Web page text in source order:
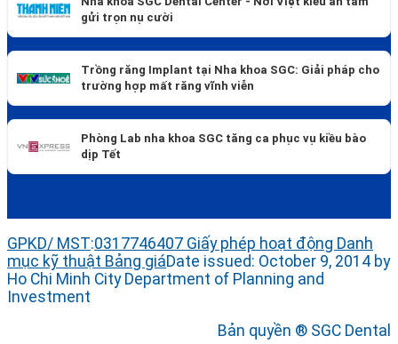
gửi trọn nụ cười
Trồng răng Implant tại Nha khoa SGC: Giải pháp cho
trường hợp mất răng vĩnh viễn
Phòng Lab nha khoa SGC tăng ca phục vụ kiều bào
dịp Tết
GPKD/ MST:0317746407 Giấy phép hoạt động Danh
mục kỹ thuật Bảng giáDate issued: October 9, 2014 by
Ho Chi Minh City Department of Planning and
Investment
Bản quyền ® SGC Dental